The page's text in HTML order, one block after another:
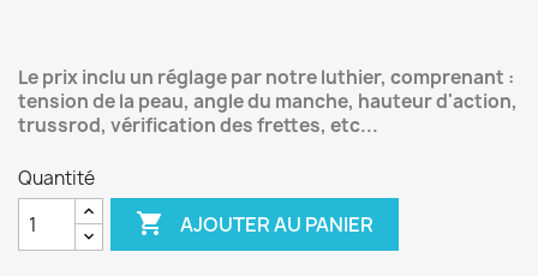
Le prix inclu un réglage par notre luthier, comprenant :
tension de la peau, angle du manche, hauteur d'action,
trussrod, vérification des frettes, etc...
Quantité
 AJOUTER AU PANIER